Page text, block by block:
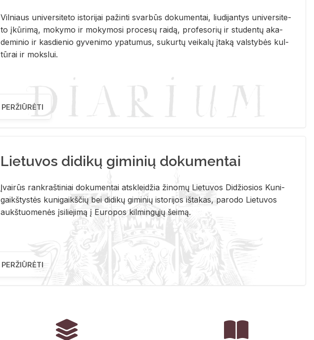
Vil­niaus uni­ver­si­te­to is­to­ri­jai pa­žin­ti svar­būs do­ku­men­tai, liu­di­jan­tys uni­ver­si­te­
to įkū­ri­mą, mo­ky­mo ir mo­ky­mo­si pro­ce­sų rai­dą, pro­fe­so­rių ir stu­den­tų aka­
de­mi­nio ir kas­die­nio gy­ve­ni­mo ypa­tu­mus, su­kur­tų vei­ka­lų įta­ką vals­ty­bės kul­
tū­rai ir moks­lui.
PERŽIŪRĖTI
Lietuvos didikų giminių dokumentai
Įvai­rūs rank­raš­ti­niai do­ku­men­tai at­sklei­džia ži­no­mų Lie­tu­vos Di­džio­sios Ku­ni­
gaikš­tys­tės ku­ni­gaikš­čių bei di­di­kų gi­mi­nių is­to­ri­jos iš­ta­kas, pa­ro­do Lie­tu­vos
aukš­tuo­me­nės įsi­lie­ji­mą į Eu­ro­pos kil­min­gų­jų šei­mą.
PERŽIŪRĖTI